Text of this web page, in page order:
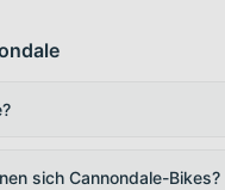
sich Cannondale-Bikes?